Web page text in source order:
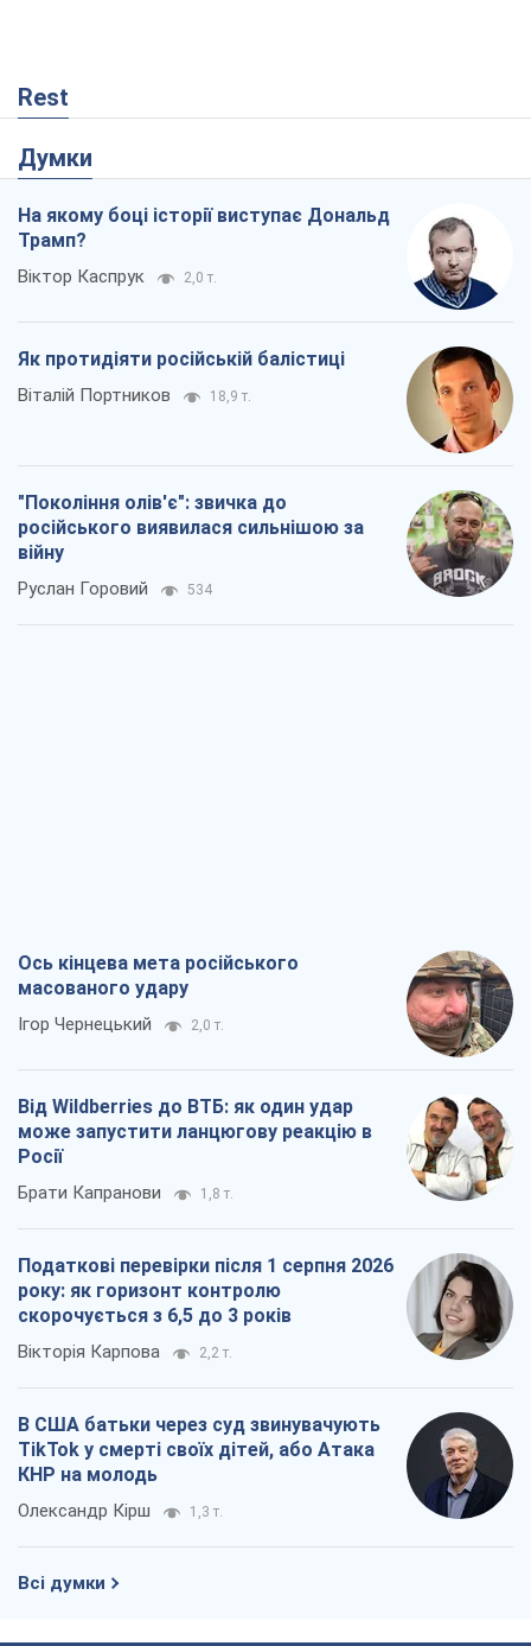
Rest
Думки
На якому боці історії виступає Дональд
Трамп?
Віктор Каспрук 2,0 т.
Як протидіяти російській балістиці
Віталій Портников 18,9 т.
"Покоління олів'є": звичка до
російського виявилася сильнішою за
війну
Руслан Горовий 534
Ось кінцева мета російського
масованого удару
Ігор Чернецький 2,0 т.
Від Wildberries до ВТБ: як один удар
може запустити ланцюгову реакцію в
Росії
Брати Капранови 1,8 т.
Податкові перевірки після 1 серпня 2026
року: як горизонт контролю
скорочується з 6,5 до 3 років
Вікторія Карпова 2,2 т.
В США батьки через суд звинувачують
TikTok у смерті своїх дітей, або Атака
КНР на молодь
Олександр Кірш 1,3 т.
Всі думки